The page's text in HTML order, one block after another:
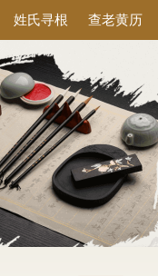
姓氏寻根 查老黄历